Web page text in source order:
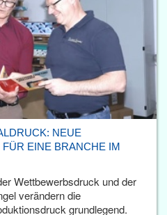
NEUE
EINE BRANCHE IM
Wettbewerbsdruck und der
verändern die
grundlegend.